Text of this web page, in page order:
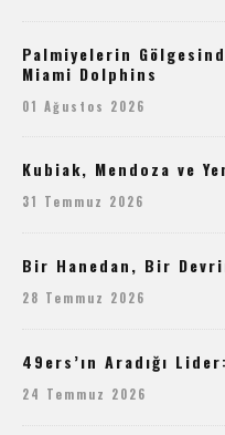
Palmiyelerin
Miami Dolphins
01 Ağustos 2026
Kubiak, Mendoza ve
31 Temmuz 2026
Bir Hanedan, Bir
28 Temmuz 2026
49ers’ın Aradığı
24 Temmuz 2026